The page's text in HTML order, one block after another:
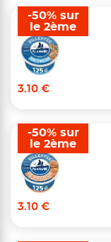
3.10 €
-50% sur
le 2ème
3.10 €
-50% sur
le 2ème